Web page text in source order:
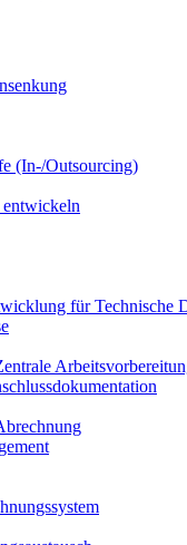
(In-/Outsourcing)
für Technische